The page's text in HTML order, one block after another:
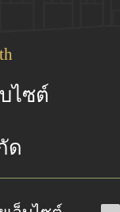
ไซต์
ด